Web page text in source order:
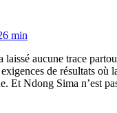
min
aucune trace
de résultats où
Et Ndong Sima n’est